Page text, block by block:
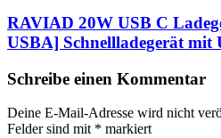
RAVIAD 20W USB C
USBA] Schnellladegerät
Schreibe einen Kommentar
Deine E-Mail-Adresse wird nicht
Felder sind mit * markiert